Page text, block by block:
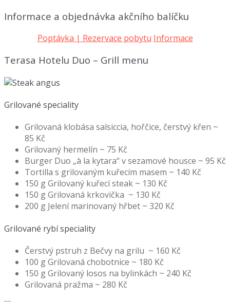
Informace a objednávka akčního balíčku
Poptávka | Rezervace pobytu Informace
Terasa Hotelu Duo – Grill menu
Grilované speciality
Grilovaná klobása salsiccia, hořčice, čerstvý křen ~
85 Kč
Grilovaný hermelín ~ 75 Kč
Burger Duo „à la kytara“ v sezamové housce ~ 95 Kč
Tortilla s grilovaným kuřecím masem ~ 140 Kč
150 g Grilovaný kuřecí steak ~ 130 Kč
150 g Grilovaná krkovička ~ 130 Kč
200 g Jelení marinovaný hřbet ~ 320 Kč
Grilované rybí speciality
Čerstvý pstruh z Bečvy na grilu ~ 160 Kč
100 g Grilovaná chobotnice ~ 180 Kč
150 g Grilovaný losos na bylinkách ~ 240 Kč
Grilovaná pražma ~ 280 Kč